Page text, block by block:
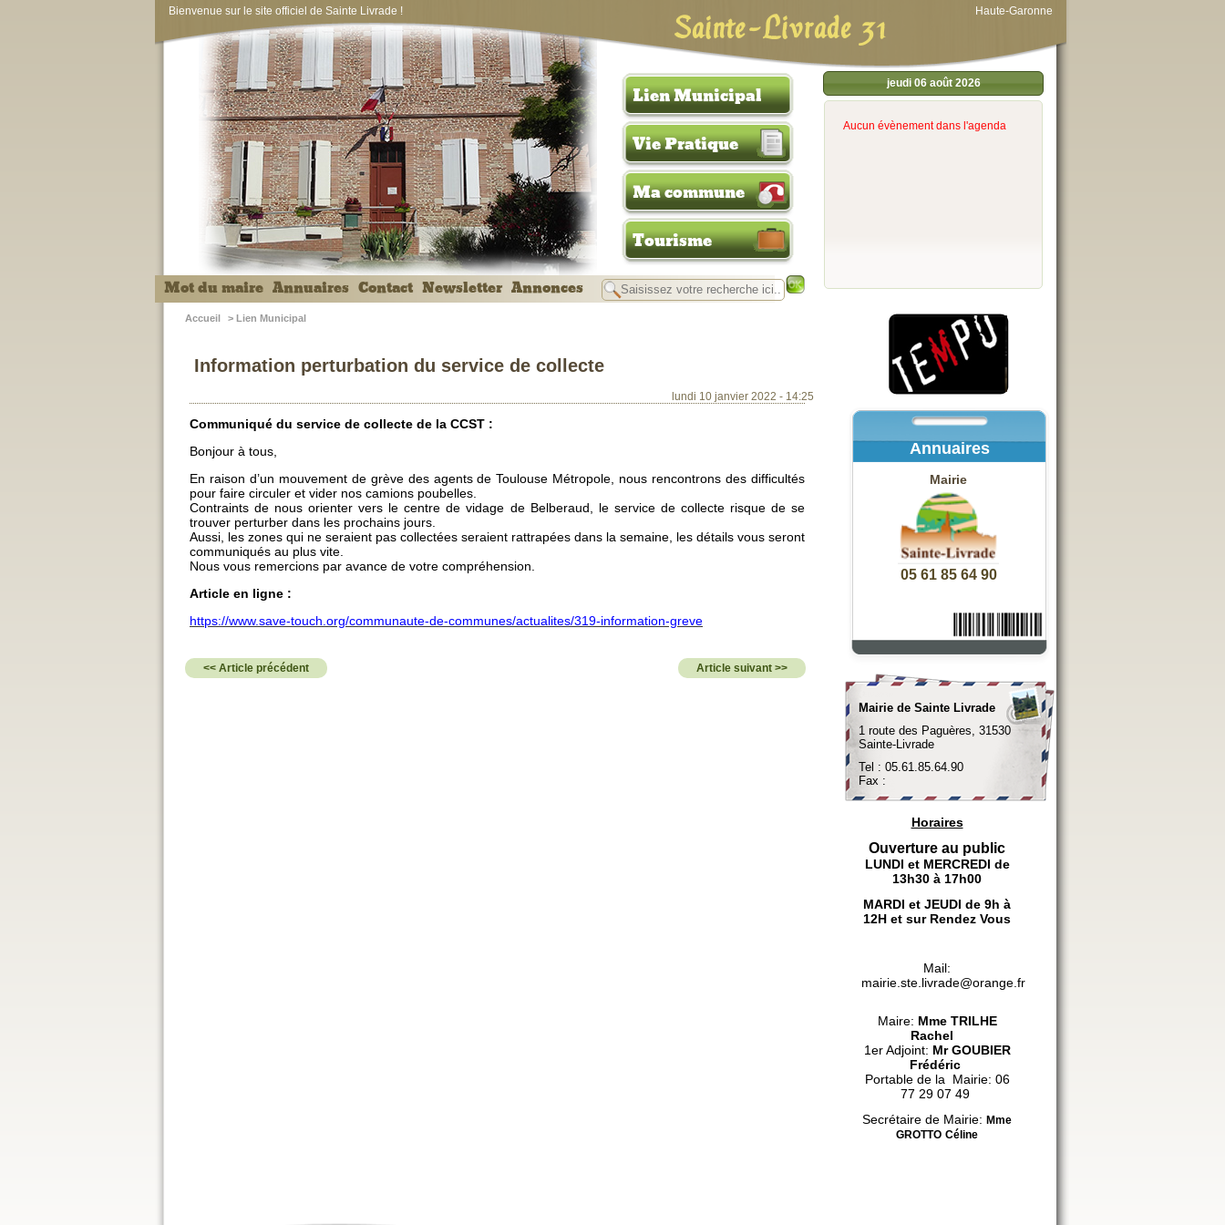
Bienvenue sur le site officiel de Sainte Livrade ! Sainte-Livrade 31 Haute-Garonne
Mot du maire Annuaires Contact Newsletter Annonces
Lien Municipal
Vie Pratique
Ma commune
Tourisme
jeudi 06 août 2026
Aucun évènement dans l'agenda
Accueil > Lien Municipal
Information perturbation du service de collecte
lundi 10 janvier 2022 - 14:25
Communiqué du service de collecte de la CCST :
Bonjour à tous,
En raison d’un mouvement de grève des agents de Toulouse Métropole, nous rencontrons des difficultés
pour faire circuler et vider nos camions poubelles.
Contraints de nous orienter vers le centre de vidage de Belberaud, le service de collecte risque de se
trouver perturber dans les prochains jours.
Aussi, les zones qui ne seraient pas collectées seraient rattrapées dans la semaine, les détails vous seront
communiqués au plus vite.
Nous vous remercions par avance de votre compréhension.
Article en ligne :
https://www.save-touch.org/communaute-de-communes/actualites/319-information-greve
<< Article précédent Article suivant >>
Annuaires
Mairie
05 61 85 64 90
Mairie de Sainte Livrade
1 route des Paguères, 31530
Sainte-Livrade
Tel : 05.61.85.64.90
Fax :
Horaires
Ouverture au public
LUNDI et MERCREDI de
13h30 à 17h00
MARDI et JEUDI de 9h à
12H et sur Rendez Vous
Mail:
mairie.ste.livrade@orange.fr
Maire: Mme TRILHE
Rachel
1er Adjoint: Mr GOUBIER
Frédéric
Portable de la Mairie: 06
77 29 07 49
Secrétaire de Mairie: Mme
GROTTO Céline